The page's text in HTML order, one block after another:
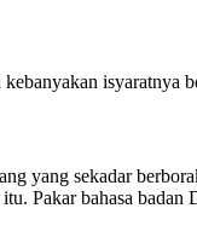
isyaratnya
yang sekadar
Pakar bahasa